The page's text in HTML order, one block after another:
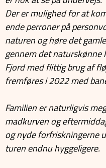
Der er mulighed for at
ende perroner på
naturen og høre det
gennem det naturskønne
Fjord med flittig brug af
fremføres i 2022 med
Familien er naturligvis
madkurven og
og nyde forfriskningerne
turen endnu hyggeligere.